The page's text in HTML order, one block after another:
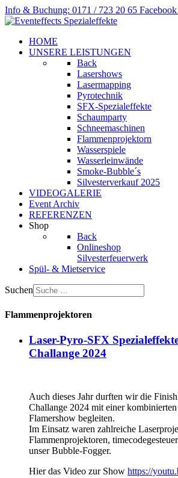
Info & Buchung: 0171 / 723 20 65 Facebook
HOME
UNSERE LEISTUNGEN
Back
Lasershows
Lasermapping
Pyrotechnik
SFX-Spezialeffekte
Schaumparty
Schneemaschinen
Flammenprojektorn
Wasserspiele
Wasserleinwände
Smoke-Bubble´s
Silvesterverkauf 2025
VIDEOGALERIE
Event Archiv
REFERENZEN
Shop
Back
Onlineshop
Silvesterfeuerwerk
Spül- & Mietservice
Suchen
Flammenprojektoren
Laser-Pyro-SFX
Challange 2024
Auch dieses Jahr durften wir die
Challange 2024 mit einer
Flamershow begleiten.
Im Einsatz waren zahlreiche
Flammenprojektoren,
unser Bubble-Fogger.
Hier das Video zur Show https://